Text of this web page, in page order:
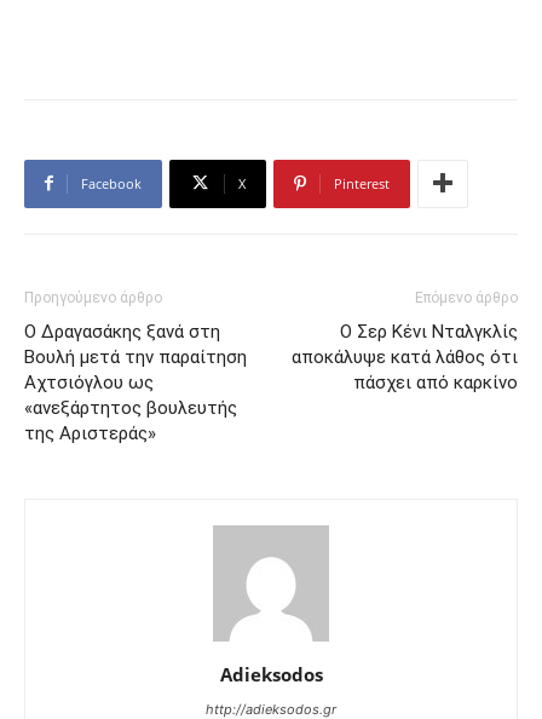
Facebook X Pinterest
Προηγούμενο άρθρο
Ο Δραγασάκης ξανά στη
Βουλή μετά την παραίτηση
Αχτσιόγλου ως
«ανεξάρτητος βουλευτής
της Αριστεράς»
Επόμενο άρθρο
O Σερ Κένι Νταλγκλίς
αποκάλυψε κατά λάθος ότι
πάσχει από καρκίνο
Adieksodos
http://adieksodos.gr